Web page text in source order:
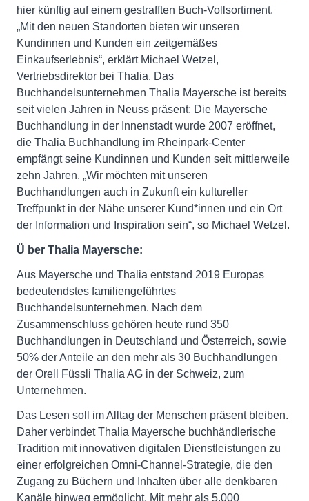
hier künftig auf einem gestrafften Buch-Vollsortiment.
„Mit den neuen Standorten bieten wir unseren
Kundinnen und Kunden ein zeitgemäßes
Einkaufserlebnis“, erklärt Michael Wetzel,
Vertriebsdirektor bei Thalia. Das
Buchhandelsunternehmen Thalia Mayersche ist bereits
seit vielen Jahren in Neuss präsent: Die Mayersche
Buchhandlung in der Innenstadt wurde 2007 eröffnet,
die Thalia Buchhandlung im Rheinpark-Center
empfängt seine Kundinnen und Kunden seit mittlerweile
zehn Jahren. „Wir möchten mit unseren
Buchhandlungen auch in Zukunft ein kultureller
Treffpunkt in der Nähe unserer Kund*innen und ein Ort
der Information und Inspiration sein“, so Michael Wetzel.
Ü ber Thalia Mayersche:
Aus Mayersche und Thalia entstand 2019 Europas
bedeutendstes familiengeführtes
Buchhandelsunternehmen. Nach dem
Zusammenschluss gehören heute rund 350
Buchhandlungen in Deutschland und Österreich, sowie
50% der Anteile an den mehr als 30 Buchhandlungen
der Orell Füssli Thalia AG in der Schweiz, zum
Unternehmen.
Das Lesen soll im Alltag der Menschen präsent bleiben.
Daher verbindet Thalia Mayersche buchhändlerische
Tradition mit innovativen digitalen Dienstleistungen zu
einer erfolgreichen Omni-Channel-Strategie, die den
Zugang zu Büchern und Inhalten über alle denkbaren
Kanäle hinweg ermöglicht. Mit mehr als 5.000